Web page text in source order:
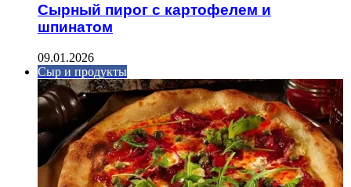
Сырный пирог с картофелем и
шпинатом
09.01.2026
Сыр и продукты